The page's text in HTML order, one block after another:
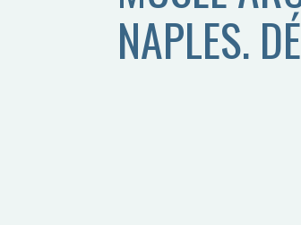
NAPLES.